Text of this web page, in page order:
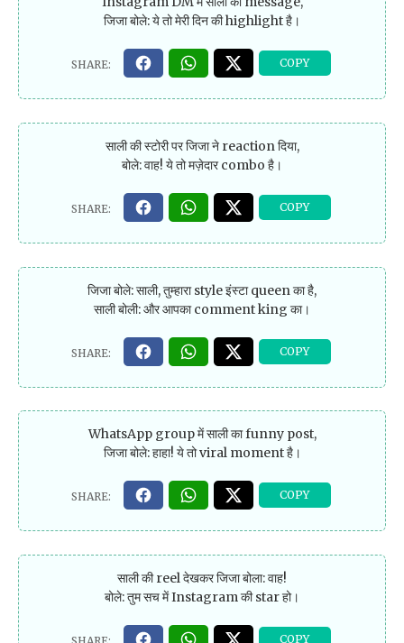
जिजा बोले: ये तो मेरी दिन की highlight है।
साली की स्टोरी पर जिजा ने reaction दिया,
बोले: वाह! ये तो मज़ेदार combo है।
जिजा बोले: साली, तुम्हारा style इंस्टा queen का है,
साली बोली: और आपका comment king का।
WhatsApp group में साली का funny post,
जिजा बोले: हाहा! ये तो viral moment है।
साली की reel देखकर जिजा बोला: वाह!
बोले: तुम सच में Instagram की star हो।